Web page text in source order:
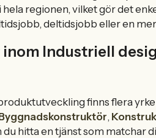
regionen, vilket gör det
deltidsjobb eller en
Industriell
finns flera
,
hitta en tjänst som matchar